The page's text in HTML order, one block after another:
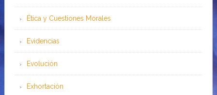
Ética y Cuestiones Morales
Evidencias
Evolución
Exhortación